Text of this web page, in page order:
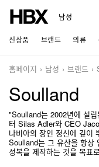
남성
신상품 브랜드 의류
홈페이지 남성 브랜드
Soulland
"Soulland는 2002년에 설
터 Silas Adler와 CEO
나비아의 장인 정신에 깊이
Soulland는 그 유산을 항상
성복을 제작하는 것을 목표